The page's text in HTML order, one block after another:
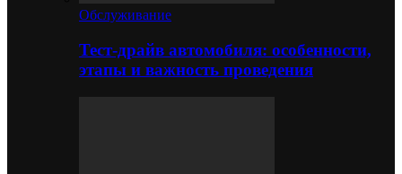
Обслуживание
Тест-драйв автомобиля: особенности,
этапы и важность проведения